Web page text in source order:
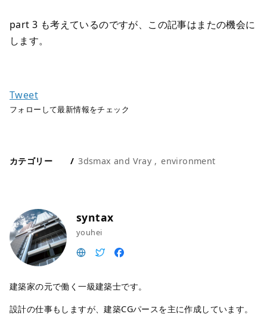
part 3 も考えているのですが、この記事はまたの機会に
します。
フォローして最新情報をチェック
カテゴリー 3dsmax and Vray environment
syntax
youhei
建築家の元で働く一級建築士です。
設計の仕事もしますが、建築CGパースを主に作成しています。